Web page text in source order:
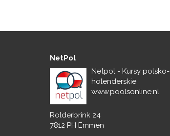
NetPol
Netpol - Kursy polsko-
holenderskie
www.poolsonline.nl
Rolderbrink 24
7812 PH Emmen